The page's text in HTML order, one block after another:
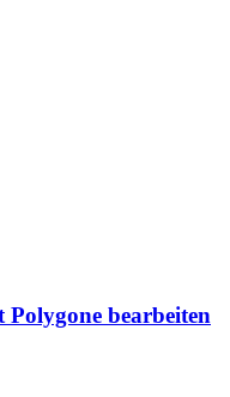
Polygone bearbeiten